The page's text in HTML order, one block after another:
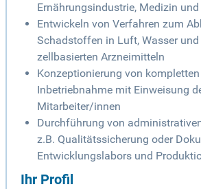
Ernährungsindustrie, Medizin
Entwickeln von Verfahren zum
Schadstoffen in Luft, Wasser und
zellbasierten Arzneimitteln
Konzeptionierung von
Inbetriebnahme mit Einweisung
Mitarbeiter/innen
Durchführung von
z.B. Qualitätssicherung oder
Entwicklungslabors und
Ihr Profil